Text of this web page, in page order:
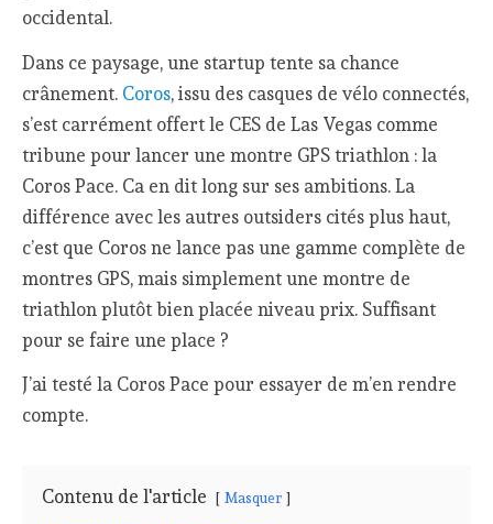
occidental.
Dans ce paysage, une startup tente sa chance
crânement. Coros, issu des casques de vélo connectés,
s’est carrément offert le CES de Las Vegas comme
tribune pour lancer une montre GPS triathlon : la
Coros Pace. Ca en dit long sur ses ambitions. La
différence avec les autres outsiders cités plus haut,
c’est que Coros ne lance pas une gamme complète de
montres GPS, mais simplement une montre de
triathlon plutôt bien placée niveau prix. Suffisant
pour se faire une place ?
J’ai testé la Coros Pace pour essayer de m’en rendre
compte.
Contenu de l'article Masquer